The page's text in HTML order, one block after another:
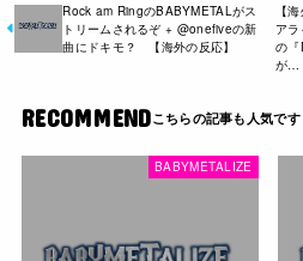
Rock am RingのBABYMETALがス
トリームされるぞ + @onefiveの新
曲にドキモ？ 【海外の反応】
【
ア
の
が…
RECOMMEND
BABYMETALIZE